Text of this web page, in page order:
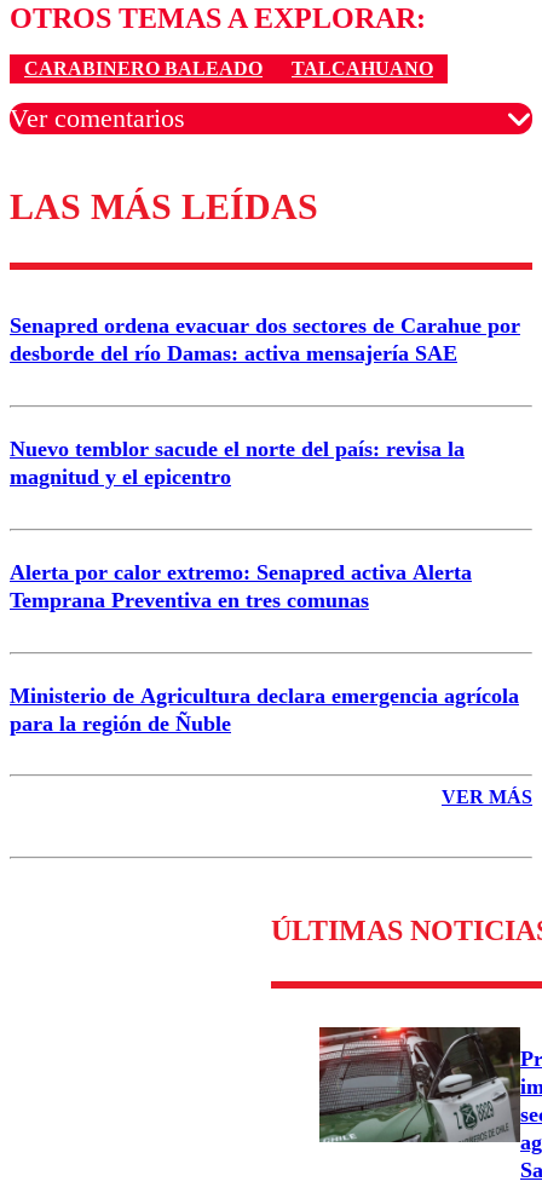
OTROS TEMAS A EXPLORAR:
CARABINERO BALEADO TALCAHUANO
Ver comentarios
Los comentarios son moderados para garantizar un
diálogo respetuoso.
Correo
LAS MÁS LEÍDAS
Senapred ordena evacuar dos sectores de Carahue por
desborde del río Damas: activa mensajería SAE
Nuevo temblor sacude el norte del país: revisa la
magnitud y el epicentro
Alerta por calor extremo: Senapred activa Alerta
Temprana Preventiva en tres comunas
Ministerio de Agricultura declara emergencia agrícola
para la región de Ñuble
VER MÁS
ÚLTIMAS